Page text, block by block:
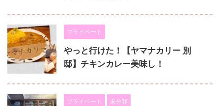
プライベート
やっと行けた！【ヤマナカリー 別
邸】チキンカレー美味し！
プライベート 未分類